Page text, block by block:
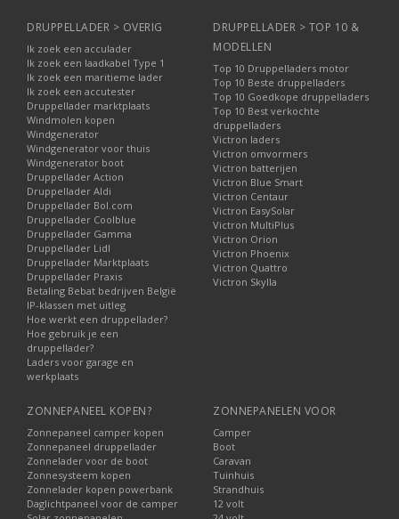
DRUPPELLADER > OVERIG
Ik zoek een acculader
Ik zoek een laadkabel Type 1
Ik zoek een maritieme lader
Ik zoek een accutester
Druppellader marktplaats
Windmolen kopen
Windgenerator
Windgenerator voor thuis
Windgenerator boot
Druppellader Action
Druppellader Aldi
Druppellader Bol.com
Druppellader Coolblue
Druppellader Gamma
Druppellader Lidl
Druppellader Marktplaats
Druppellader Praxis
Betaling Bebat bedrijven België
IP-klassen met uitleg
Hoe werkt een druppellader?
Hoe gebruik je een
druppellader?
Laders voor garage en
werkplaats
DRUPPELLADER > TOP 10 &
MODELLEN
Top 10 Druppelladers motor
Top 10 Beste druppelladers
Top 10 Goedkope druppelladers
Top 10 Best verkochte
druppelladers
Victron laders
Victron omvormers
Victron batterijen
Victron Blue Smart
Victron Centaur
Victron EasySolar
Victron MultiPlus
Victron Orion
Victron Phoenix
Victron Quattro
Victron Skylla
ZONNEPANEEL KOPEN?
Zonnepaneel camper kopen
Zonnepaneel druppellader
Zonnelader voor de boot
Zonnesysteem kopen
Zonnelader kopen powerbank
Daglichtpaneel voor de camper
ZONNEPANELEN VOOR
Camper
Boot
Caravan
Tuinhuis
Strandhuis
12 volt